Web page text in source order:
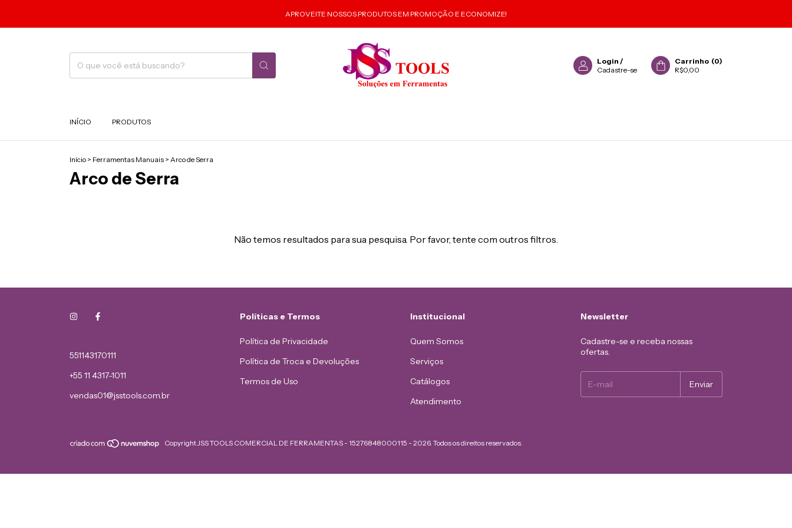
APROVEITE NOSSOS PRODUTOS EM PROMOÇÃO E ECONOMIZE!
Login /
Cadastre-se
Carrinho (0)
R$0,00
INÍCIO PRODUTOS
Início > Ferramentas Manuais > Arco de Serra
Arco de Serra
Não temos resultados para sua pesquisa. Por favor, tente com outros filtros.
551143170111
+55 11 4317-1011
vendas01@jsstools.com.br
Políticas e Termos
Política de Privacidade
Política de Troca e Devoluções
Termos de Uso
Institucional
Quem Somos
Serviços
Catálogos
Atendimento
Newsletter
Cadastre-se e receba nossas
ofertas.
Copyright JSS TOOLS COMERCIAL DE FERRAMENTAS - 15276848000115 - 2026. Todos os direitos reservados.